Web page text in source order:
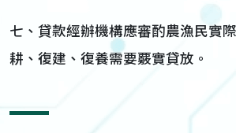
七、貸款經辦機構應審酌農漁民實
耕、復建、復養需要覈實貸放。